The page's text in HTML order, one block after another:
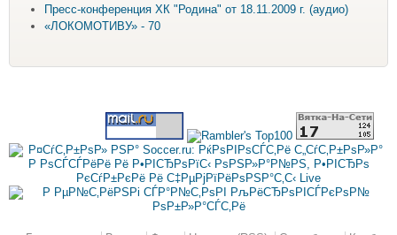
Пресс-конференция ХК "Родина" от 18.11.2009 г. (аудио)
«ЛОКОМОТИВУ» - 70